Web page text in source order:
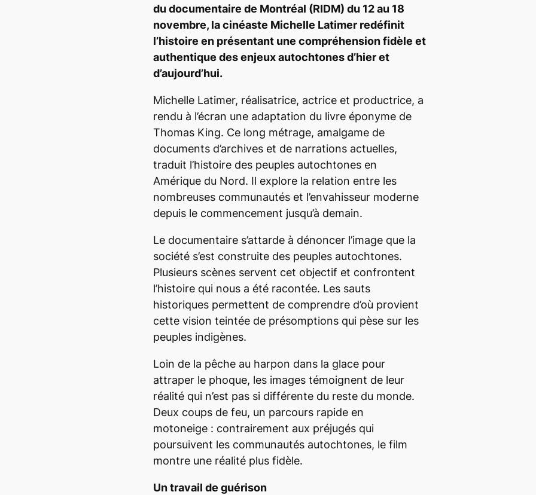
du documentaire de Montréal (RIDM) du 12 au 18
novembre, la cinéaste Michelle Latimer redéfinit
l’histoire en présentant une compréhension fidèle et
authentique des enjeux autochtones d’hier et
d’aujourd’hui.
Michelle Latimer, réalisatrice, actrice et productrice, a
rendu à l’écran une adaptation du livre éponyme de
Thomas King. Ce long métrage, amalgame de
documents d’archives et de narrations actuelles,
traduit l’histoire des peuples autochtones en
Amérique du Nord. Il explore la relation entre les
nombreuses communautés et l’envahisseur moderne
depuis le commencement jusqu’à demain.
Le documentaire s’attarde à dénoncer l’image que la
société s’est construite des peuples autochtones.
Plusieurs scènes servent cet objectif et confrontent
l’histoire qui nous a été racontée. Les sauts
historiques permettent de comprendre d’où provient
cette vision teintée de présomptions qui pèse sur les
peuples indigènes.
Loin de la pêche au harpon dans la glace pour
attraper le phoque, les images témoignent de leur
réalité qui n’est pas si différente du reste du monde.
Deux coups de feu, un parcours rapide en
motoneige : contrairement aux préjugés qui
poursuivent les communautés autochtones, le film
montre une réalité plus fidèle.
Un travail de guérison